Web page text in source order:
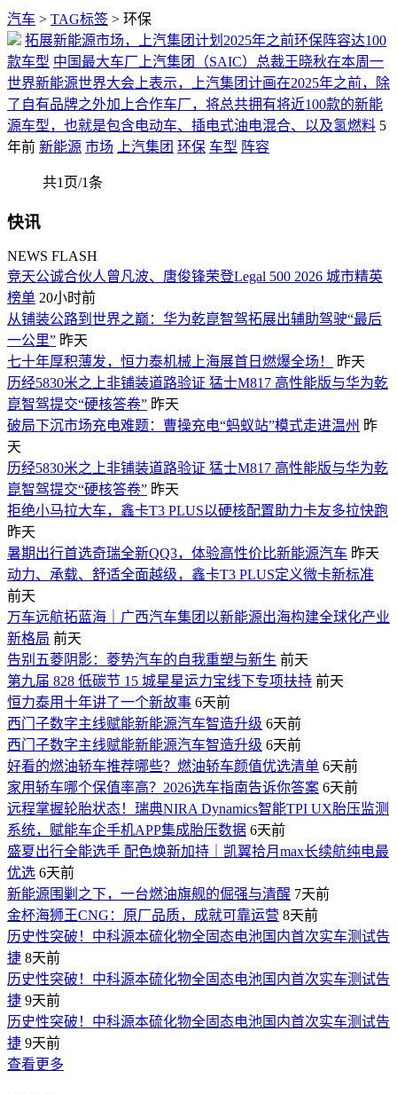
汽车 > TAG标签 > 环保
拓展新能源市场，上汽集团计划2025年之前环保阵容达100
款车型 中国最大车厂上汽集团（SAIC）总裁王晓秋在本周一
世界新能源世界大会上表示，上汽集团计画在2025年之前，除
了自有品牌之外加上合作车厂，将总共拥有将近100款的新能
源车型，也就是包含电动车、插电式油电混合、以及氢燃料 5
年前 新能源 市场 上汽集团 环保 车型 阵容
共1页/1条
快讯
NEWS FLASH
竞天公诚合伙人曾凡波、唐俊锋荣登Legal 500 2026 城市精英
榜单 20小时前
从铺装公路到世界之巅：华为乾崑智驾拓展出辅助驾驶“最后
一公里” 昨天
七十年厚积薄发，恒力泰机械上海展首日燃爆全场！
昨天
历经5830米之上非铺装道路验证 猛士M817 高性能版与华为乾
崑智驾提交“硬核答卷” 昨天
破局下沉市场充电难题：曹操充电“蚂蚁站”模式走进温州 昨
天
历经5830米之上非铺装道路验证 猛士M817 高性能版与华为乾
崑智驾提交“硬核答卷” 昨天
拒绝小马拉大车，鑫卡T3 PLUS以硬核配置助力卡友多拉快跑
昨天
暑期出行首选奇瑞全新QQ3，体验高性价比新能源汽车 昨天
动力、承载、舒适全面越级，鑫卡T3 PLUS定义微卡新标准
前天
万车远航拓蓝海｜广西汽车集团以新能源出海构建全球化产业
新格局 前天
告别五菱阴影：菱势汽车的自我重塑与新生 前天
第九届 828 低碳节 15 城星星运力宝线下专项扶持 前天
恒力泰用十年讲了一个新故事 6天前
西门子数字主线赋能新能源汽车智造升级 6天前
西门子数字主线赋能新能源汽车智造升级 6天前
好看的燃油轿车推荐哪些？燃油轿车颜值优选清单 6天前
家用轿车哪个保值率高？2026选车指南告诉你答案 6天前
远程掌握轮胎状态！瑞典NIRA Dynamics智能TPI UX胎压监测
系统，赋能车企手机APP集成胎压数据 6天前
盛夏出行全能选手 配色焕新加持｜凯翼拾月max长续航纯电最
优选 6天前
新能源围剿之下，一台燃油旗舰的倔强与清醒 7天前
金杯海狮王CNG：原厂品质，成就可靠运营 8天前
历史性突破！中科源本硫化物全固态电池国内首次实车测试告
捷 8天前
历史性突破！中科源本硫化物全固态电池国内首次实车测试告
捷 9天前
历史性突破！中科源本硫化物全固态电池国内首次实车测试告
捷 9天前
查看更多